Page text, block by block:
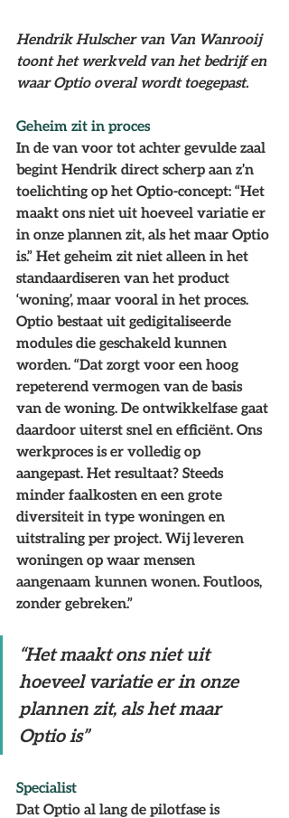
Hendrik Hulscher van Van Wanrooij
toont het werkveld van het bedrijf en
waar Optio overal wordt toegepast.
Geheim zit in proces
In de van voor tot achter gevulde zaal
begint Hendrik direct scherp aan z’n
toelichting op het Optio-concept: “Het
maakt ons niet uit hoeveel variatie er
in onze plannen zit, als het maar Optio
is.” Het geheim zit niet alleen in het
standaardiseren van het product
‘woning’, maar vooral in het proces.
Optio bestaat uit gedigitaliseerde
modules die geschakeld kunnen
worden. “Dat zorgt voor een hoog
repeterend vermogen van de basis
van de woning. De ontwikkelfase gaat
daardoor uiterst snel en efficiënt. Ons
werkproces is er volledig op
aangepast. Het resultaat? Steeds
minder faalkosten en een grote
diversiteit in type woningen en
uitstraling per project. Wij leveren
woningen op waar mensen
aangenaam kunnen wonen. Foutloos,
zonder gebreken.”
“Het maakt ons niet uit
hoeveel variatie er in onze
plannen zit, als het maar
Optio is”
Specialist
Dat Optio al lang de pilotfase is